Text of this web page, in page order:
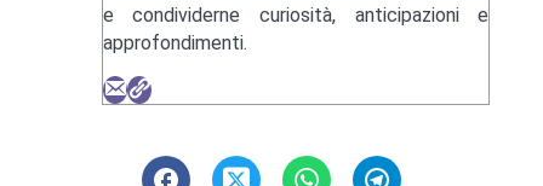
e condividerne curiosità, anticipazioni e
approfondimenti.